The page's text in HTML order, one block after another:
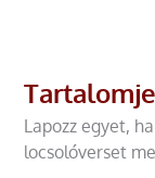
Lapozz egyet,
locsolóverset